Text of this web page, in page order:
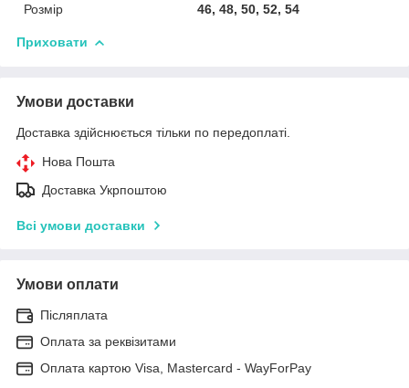
Розмір
46, 48, 50, 52, 54
Приховати
Умови доставки
Доставка здійснюється тільки по передоплаті.
Нова Пошта
Доставка Укрпоштою
Всі умови доставки
Умови оплати
Післяплата
Оплата за реквізитами
Оплата картою Visa, Mastercard - WayForPay